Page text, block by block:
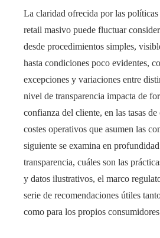
La claridad ofrecida por las
retail masivo puede fluctuar
desde procedimientos simples,
hasta condiciones poco evidentes,
excepciones y variaciones entre
nivel de transparencia impacta de
confianza del cliente, en las tasas
costes operativos que asumen las
siguiente se examina en
transparencia, cuáles son las
y datos ilustrativos, el marco
serie de recomendaciones útiles
como para los propios